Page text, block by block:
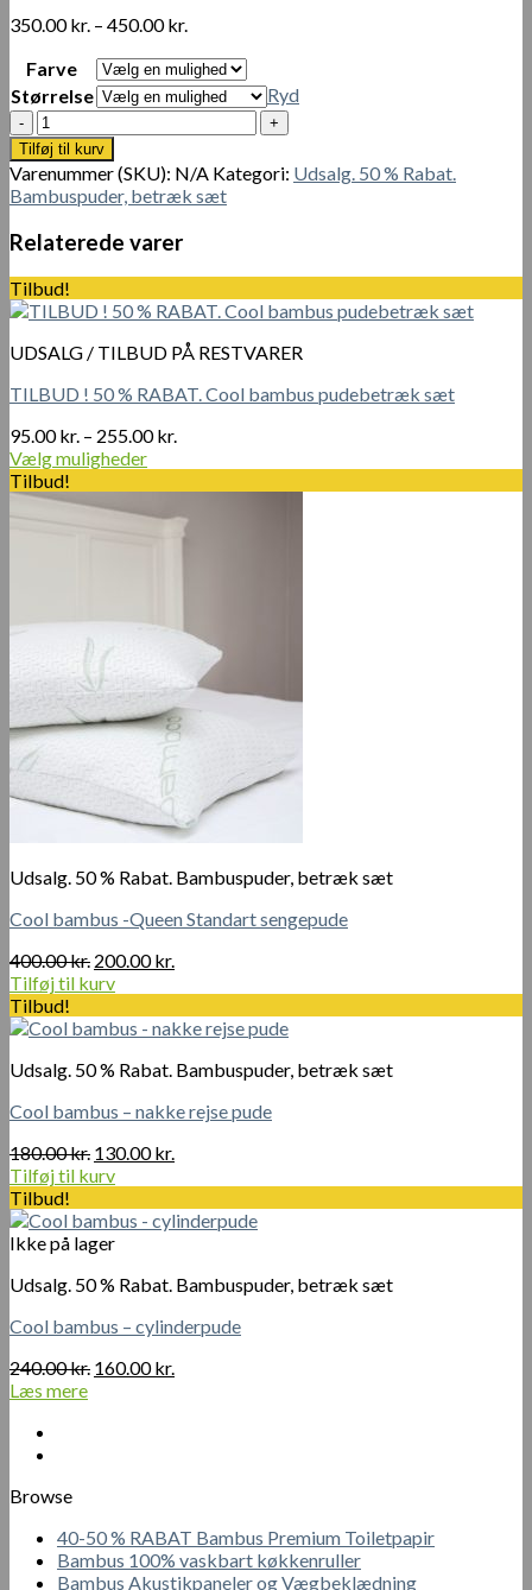
350.00kr. – 450.00kr.
til
450.00 kr.
Farve
Størrelse
Ryd
Udsolgt.
Cool
bambus
-
sengstøjesæt
collection
antal
Tilføj til kurv
Varenummer (SKU): N/A Kategori: Udsalg. 50 % Rabat.
Bambuspuder, betræk sæt
Relaterede varer
Tilbud!
UDSALG / TILBUD PÅ RESTVARER
TILBUD ! 50 % RABAT. Cool bambus pudebetræk sæt
95.00kr. – 255.00kr.
Vælg muligheder
Dette
vare
varesiden
Tilbud!
Udsalg. 50 % Rabat. Bambuspuder, betræk sæt
Cool bambus -Queen Standart sengepude
400.00kr. Den
oprindelige
var:
200.00kr.
er:
Tilføj til kurv
Tilbud!
Udsalg. 50 % Rabat. Bambuspuder, betræk sæt
Cool bambus – nakke rejse pude
180.00kr. Den
oprindelige
var:
180.00 kr..
130.00kr.
er:
Tilføj til kurv
Tilbud!
Ikke på lager
Udsalg. 50 % Rabat. Bambuspuder, betræk sæt
Cool bambus – cylinderpude
240.00kr. Den
160.00kr.
Læs mere
Browse
40-50 % RABAT Bambus Premium Toiletpapir
Bambus 100% vaskbart køkkenruller
Bambus Akustikpaneler og Vægbeklædning